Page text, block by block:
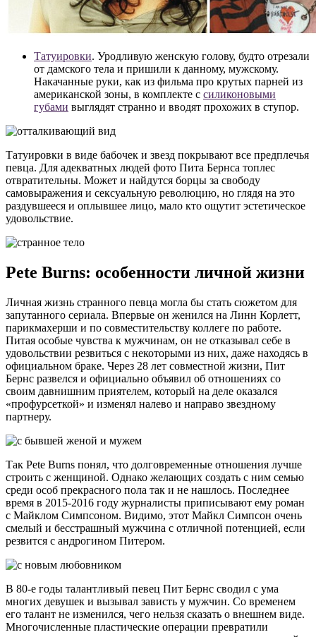
Татуировки. Уродливую женскую голову, будто отрезали
от дамского тела и пришили к данному, мужскому.
Накачанные руки, как из фильма про крутых парней из
американской зоны, в комплекте с силиконовыми
губами выглядят странно и вводят прохожих в ступор.
Татуировки в виде бабочек и звезд покрывают все предплечья
певца. Для адекватных людей фото Пита Бернса топлес
отвратительны. Может и найдутся борцы за свободу
самовыражения и сексуальную революцию, но глядя на это
раздувшееся и оплывшее лицо, мало кто ощутит эстетическое
удовольствие.
Pete Burns: особенности личной жизни
Личная жизнь странного певца могла бы стать сюжетом для
запутанного сериала. Впервые он женился на Линн Корлетт,
парикмахерши и по совместительству коллеге по работе.
Питая особые чувства к мужчинам, он не отказывал себе в
удовольствии резвиться с некоторыми из них, даже находясь в
официальном браке. Через 28 лет совместной жизни, Пит
Бернс развелся и официально объявил об отношениях со
своим давнишним приятелем, который на деле оказался
«профурсеткой» и изменял налево и направо звездному
партнеру.
Так Pete Burns понял, что долговременные отношения лучше
строить с женщиной. Однако желающих создать с ним семью
среди особ прекрасного пола так и не нашлось. Последнее
время в 2015-2016 году журналисты приписывают ему роман
с Майклом Симпсоном. Видимо, этот Майкл Симпсон очень
смелый и бесстрашный мужчина с отличной потенцией, если
резвится с андрогином Питером.
В 80-е годы талантливый певец Пит Бернс сводил с ума
многих девушек и вызывал зависть у мужчин. Со временем
его талант не изменился, чего нельзя сказать о внешнем виде.
Многочисленные пластические операции превратили